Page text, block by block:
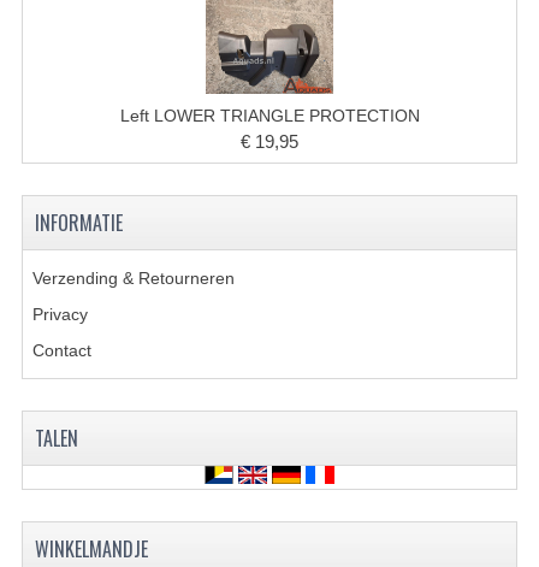
SHINERAY 300ST 5E
SHINERAY 350ST-2E
SHINERAY SPYDER/STIXE 250CC
BRANDSTOF SYSTEEM
GEREEDSCHAP
KETTING EN TANDWIELEN
Left LOWER TRIANGLE PROTECTION
€ 19,95
INFORMATIE
Verzending & Retourneren
Privacy
Contact
TALEN
WINKELMANDJE